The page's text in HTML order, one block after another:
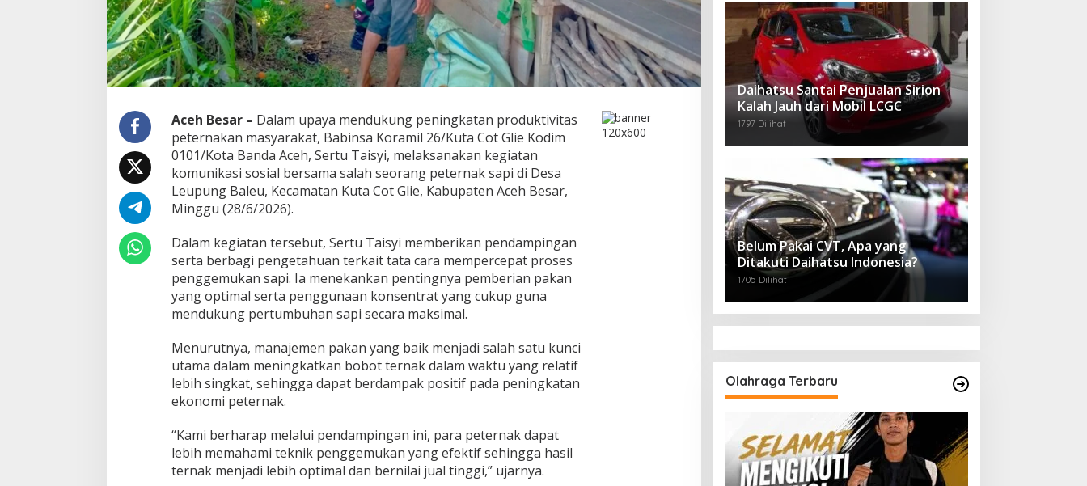
n
a
k
,
D
o
g
P
e
r
c
e
a
t
a
n
P
e
g
g
e
m
u
a
n
S
a
Aceh Besar – Dalam upaya mendukung peningkatan produktivitas
peternakan masyarakat, Babinsa Koramil 26/Kuta Cot Glie Kodim
0101/Kota Banda Aceh, Sertu Taisyi, melaksanakan kegiatan
komunikasi sosial bersama salah seorang peternak sapi di Desa
Leupung Baleu, Kecamatan Kuta Cot Glie, Kabupaten Aceh Besar,
Minggu (28/6/2026).
Dalam kegiatan tersebut, Sertu Taisyi memberikan pendampingan
serta berbagi pengetahuan terkait tata cara mempercepat proses
penggemukan sapi. Ia menekankan pentingnya pemberian pakan
yang optimal serta penggunaan konsentrat yang cukup guna
mendukung pertumbuhan sapi secara maksimal.
Menurutnya, manajemen pakan yang baik menjadi salah satu kunci
utama dalam meningkatkan bobot ternak dalam waktu yang relatif
lebih singkat, sehingga dapat berdampak positif pada peningkatan
ekonomi peternak.
“Kami berharap melalui pendampingan ini, para peternak dapat
lebih memahami teknik penggemukan yang efektif sehingga hasil
ternak menjadi lebih optimal dan bernilai jual tinggi,” ujarnya.
Daihatsu Santai Penjualan Sirion
Kalah Jauh dari Mobil LCGC
1797 Dilihat
Belum Pakai CVT, Apa yang
Ditakuti Daihatsu Indonesia?
1705 Dilihat
Olahraga Terbaru